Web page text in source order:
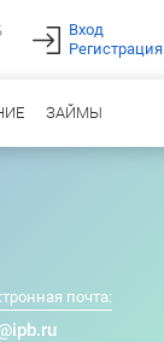
Вход
Регистрация
ЗАЙМЫ
почта: